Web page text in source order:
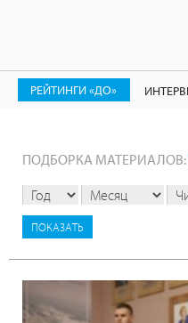
РЕЙТИНГИ «ДО»
ПОДБОРКА МАТЕРИАЛОВ: